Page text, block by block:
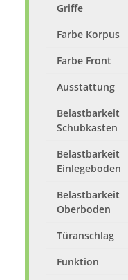
Griffe
Farbe Korpus
Farbe Front
Ausstattung
Belastbarkeit
Schubkasten
Belastbarkeit
Einlegeboden
Belastbarkeit
Oberboden
Türanschlag
Funktion